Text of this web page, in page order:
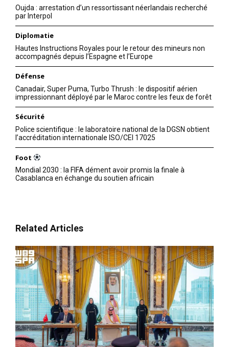
Oujda : arrestation d’un ressortissant néerlandais recherché
par Interpol
Diplomatie
Hautes Instructions Royales pour le retour des mineurs non
accompagnés depuis l’Espagne et l’Europe
Défense
Canadair, Super Puma, Turbo Thrush : le dispositif aérien
impressionnant déployé par le Maroc contre les feux de forêt
Sécurité
Police scientifique : le laboratoire national de la DGSN obtient
l’accréditation internationale ISO/CEI 17025
Foot
Mondial 2030 : la FIFA dément avoir promis la finale à
Casablanca en échange du soutien africain
Related Articles